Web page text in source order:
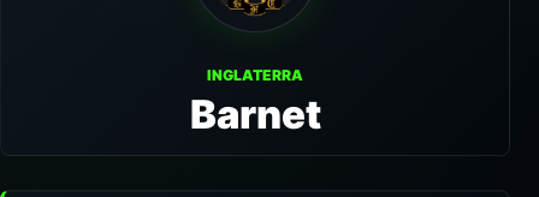
INGLATERRA
Barnet